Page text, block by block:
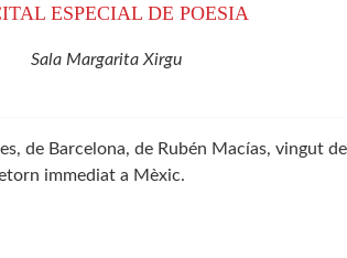
ESPECIAL DE POESIA
Sala Margarita Xirgu
de Barcelona, de Rubén Macías, vingut
immediat a Mèxic.